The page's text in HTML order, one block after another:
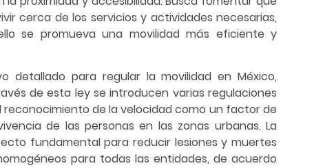
cerca de los servicios y actividades necesarias,
se promueva una movilidad más eficiente y
detallado para regular la movilidad en México,
de esta ley se introducen varias regulaciones
de la velocidad como un factor de
de las personas en las zonas urbanas. La
fundamental para reducir lesiones y muertes
para todas las entidades, de acuerdo